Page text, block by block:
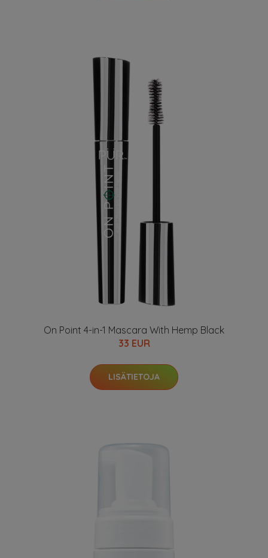
On Point 4-in-1 Mascara With Hemp Black
33 EUR
LISÄTIETOJA